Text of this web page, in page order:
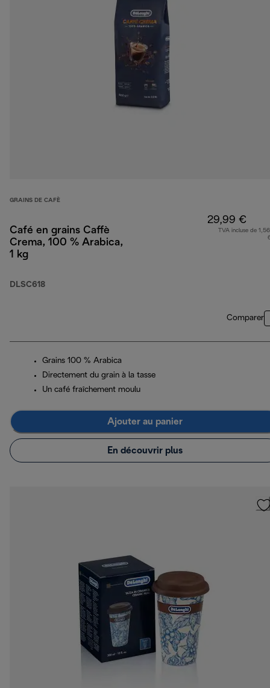
GRAINS DE CAFÈ
Café en grains Caffè
Crema, 100 % Arabica,
1 kg
DLSC618
29,99 €
TVA incluse de
Comparer
Grains 100 % Arabica
Directement du grain à la tasse
Un café fraîchement moulu
Ajouter au panier
En découvrir plus